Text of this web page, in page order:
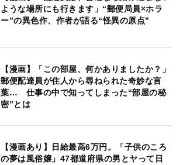
ような場所にも行きます」“郵便局員×ホラ
ー”の異色作、作者が語る“怪異の原点”
【漫画】「この部屋、何かありましたか？」
郵便配達員が住人から尋ねられた奇妙な言
葉… 仕事の中で知ってしまった“部屋の秘
密”とは
【漫画あり】日給最高6万円。「子供のころ
の夢は風俗嬢」47都道府県の男とヤって日